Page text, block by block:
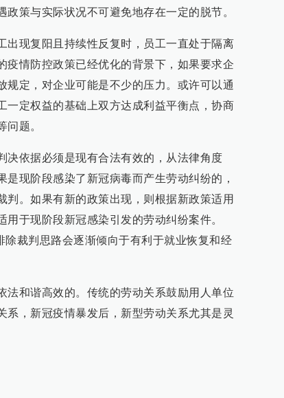
策与实际状况不可避免地存在一定的脱节。
出现复阳且持续性反复时，员工一直处于隔离
疫情防控政策已经优化的背景下，如果要求企
规定，对企业可能是不少的压力。或许可以通
一定权益的基础上双方达成利益平衡点，协商
问题。
决依据必须是现有合法有效的，从法律角度
现阶段感染了新冠病毒而产生劳动纠纷的，
判。如果有新的政策出现，则根据新政策适用
于现阶段新冠感染引发的劳动纠纷案件。
除裁判思路会逐渐倾向于有利于就业恢复和经
法和谐高效的。传统的劳动关系鼓励用人单位
系，新冠疫情暴发后，新型劳动关系尤其是灵